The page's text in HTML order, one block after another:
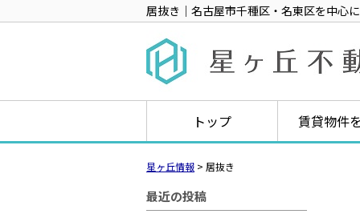
居抜き｜名古屋市千種区・名東区を中心
トップ 賃貸物件
星ヶ丘情報 > 居抜き
最近の投稿